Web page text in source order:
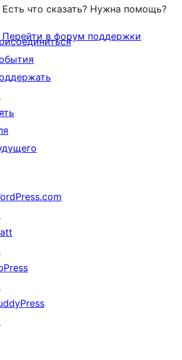
Есть что сказать? Нужна помощь?
Перейти в форум поддержки